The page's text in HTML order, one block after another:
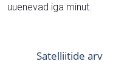
uuenevad iga minut.